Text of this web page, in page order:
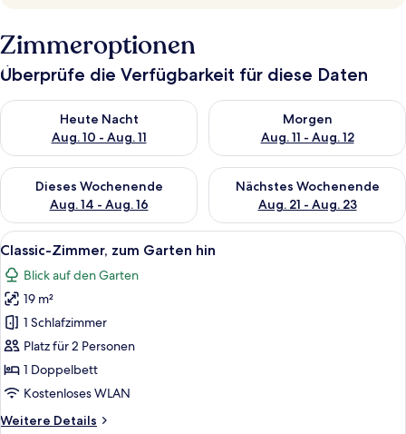
Zimmeroptionen
Überprüfe die Verfügbarkeit für diese Daten
Heute Nacht
Aug. 10 - Aug. 11
Überprüfe die Verfügbarkeit für heute Nacht, Aug. 10 - Aug.
Morgen
Aug. 11 - Aug. 12
Überprüfe die Verfügbarkeit
Dieses Wochenende
Aug. 14 - Aug. 16
Überprüfe die Verfügbarkeit für dieses Wochenende, Aug. 14
Nächstes Wochenende
Aug. 21 - Aug. 23
Überprüfe die Verfügbarkeit
Alle
Fotos
für
Classic-
Zimmer,
zum
Garten
hin
Ein Schlafzimmer mit einem großen
9
Classic-Zimmer, zum Garten hin
Blick auf den Garten
19 m²
1 Schlafzimmer
Platz für 2 Personen
1 Doppelbett
Kostenloses WLAN
Weitere Details
Weitere